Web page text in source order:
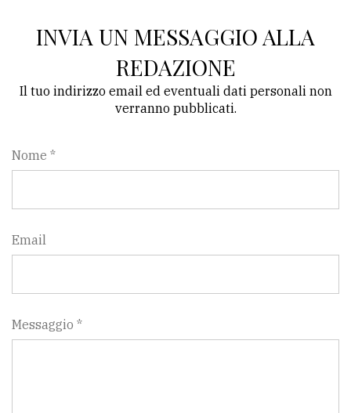
INVIA UN MESSAGGIO ALLA
REDAZIONE
Il tuo indirizzo email ed eventuali dati personali non
verranno pubblicati.
Nome *
Email
Messaggio *